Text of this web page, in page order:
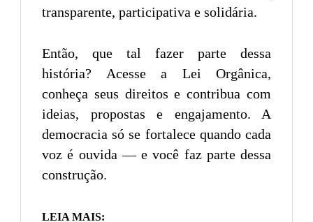
transparente, participativa e solidária.
Então, que tal fazer parte dessa
história? Acesse a Lei Orgânica,
conheça seus direitos e contribua com
ideias, propostas e engajamento. A
democracia só se fortalece quando cada
voz é ouvida — e você faz parte dessa
construção.
LEIA MAIS: